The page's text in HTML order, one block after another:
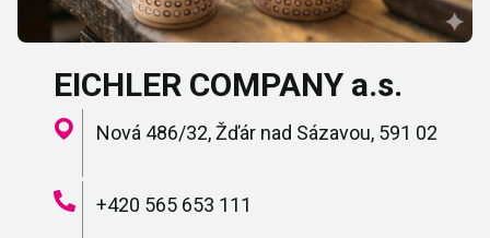
EICHLER COMPANY a.s.
Nová 486/32, Žďár nad Sázavou, 591 02
+420 565 653 111